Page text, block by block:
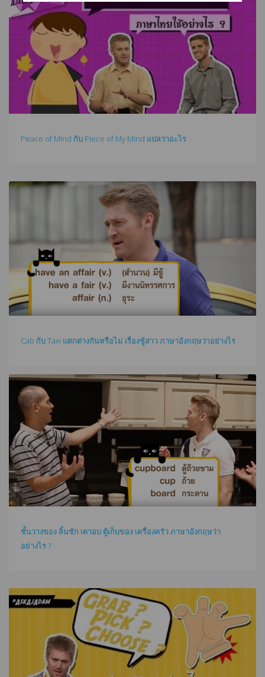
Peace of Mind กับ Piece of My Mind แปลว่าอะไร
Cab กับ Taxi แตกต่างกันหรือไม่ เรื่องชู้สาว ภาษาอังกฤษว่าอย่างไร
ชั้นวางของ ลิ้นชัก เตาอบ ตู้เก็บของ เครื่องครัว ภาษาอังกฤษว่า
อย่างไร ?